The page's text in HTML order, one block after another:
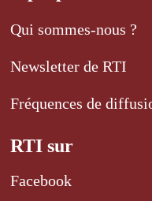
Qui sommes-nous ?
Newsletter de RTI
Fréquences de
RTI sur
Facebook